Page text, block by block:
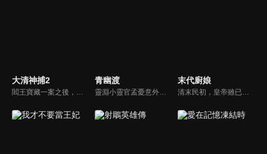
大清神捕2
閻王寶藏一案之後，梅雨墨繼承帝位，白雪晴逃離了京城。幾年過去，陽城爆發瘟疫，蔓延至京城，梅雨墨帶上佟安出宮微服私訪，二人身陷黑店之際，被一日本女孩晴明所救。另一邊，白雪晴同秦三川進京調查瘟疫的原因。機緣巧合之下，白雪晴與梅雨墨匆匆相遇...
青幽渡
靈淵小靈官孟憂意外放走了沒喝忘憂湯的李不歸，讓靈淵及姥姥陷入了困境。為彌補過失以及挽救姥姥的生命，孟憂主動請纓去到青川完成灌湯的任務。手不能提、 肩不能抗的孟憂來到青川，發現李不歸已是青川第⼀殺手，武功奇高。為了完成任務，孟憂開始了⼀段撒潑打滾，胡攪蠻纏的灌湯之路。
末代廚娘
清末民初，皇帝雖已退位，但紫禁城內仍是君君臣臣的小朝廷。民女容兒陰差陽錯成為宮女後，與侍衞李琪結下淵源。容兒出於對廚藝的悟性頗受壽喜姑姑賞識，壽喜收容兒為徒授其廚技。太監孫立仁誣陷壽喜盜竊宮內珍寶，容兒不甘師傅冤死，與李琪並肩查案。